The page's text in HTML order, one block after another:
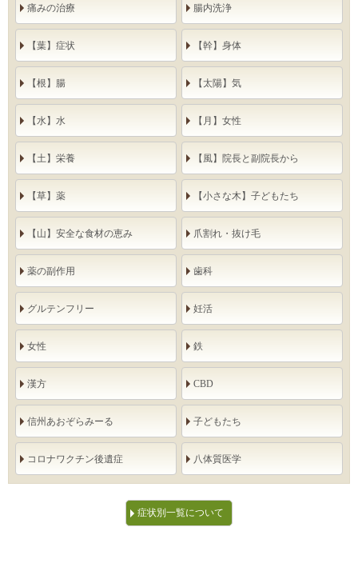
痛みの治療 腸内洗浄
【葉】症状 【幹】身体
【根】腸 【太陽】気
【水】水 【月】女性
【土】栄養 【風】院長と副院長から
【草】薬 【小さな木】子どもたち
【山】安全な食材の恵み 爪割れ・抜け毛
薬の副作用 歯科
グルテンフリー 妊活
女性 鉄
漢方 CBD
信州あおぞらみーる 子どもたち
コロナワクチン後遺症 八体質医学
症状別一覧について